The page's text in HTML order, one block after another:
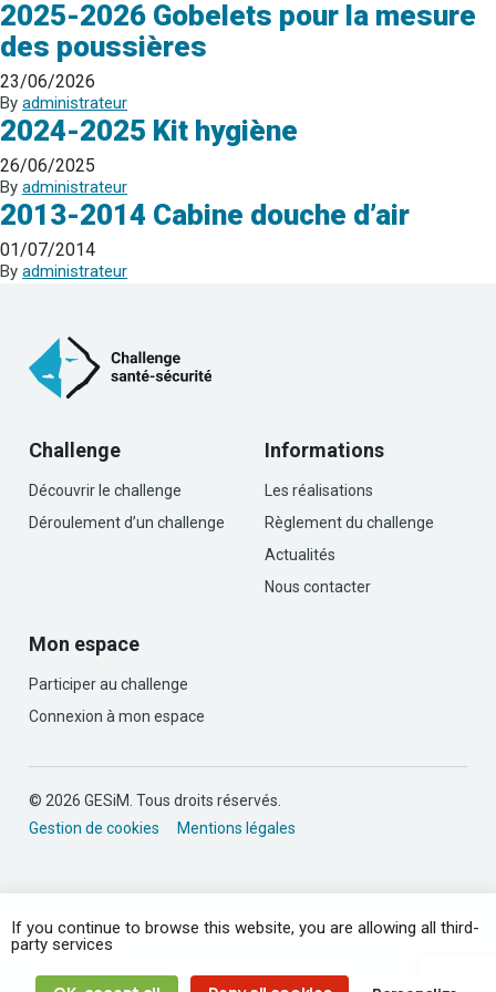
2025-2026 Gobelets pour la mesure
des poussières
23/06/2026
By administrateur
2024-2025 Kit hygiène
26/06/2025
By administrateur
2013-2014 Cabine douche d’air
01/07/2014
By administrateur
Challenge
Découvrir le challenge
Déroulement d’un challenge
Informations
Les réalisations
Règlement du challenge
Actualités
Nous contacter
Mon espace
Participer au challenge
Connexion à mon espace
© 2026 GESiM. Tous droits réservés.
Gestion de cookies
Mentions légales
If you continue to browse this website, you are allowing all third-
party services